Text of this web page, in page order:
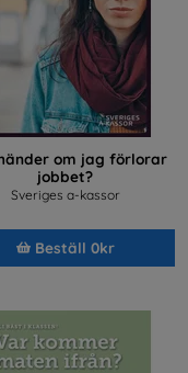
om jag förlorar
jobbet?
Sveriges a-kassor
Beställ 0kr